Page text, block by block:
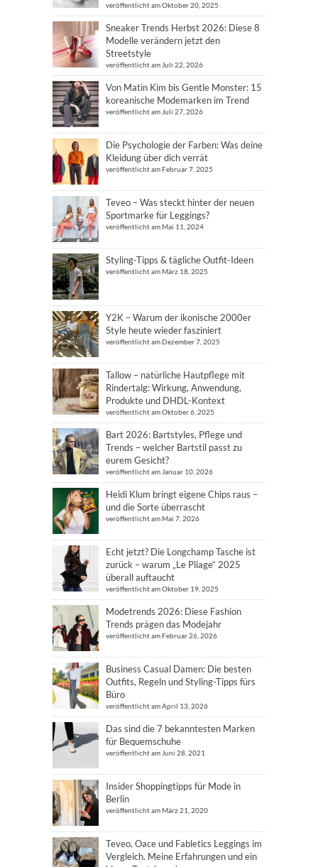
veröffentlicht am Oktober 20, 2025
Sneaker Trends Herbst 2026: Diese 8
Modelle verändern jetzt den
Streetstyle
veröffentlicht am Juli 22, 2026
Von Matin Kim bis Gentle Monster: 15
koreanische Modemarken im Trend
veröffentlicht am Juli 27, 2026
Die Psychologie der Farben: Was deine
Kleidung über dich verrät
veröffentlicht am Februar 7, 2025
Teveo – Was steckt hinter der neuen
Sportmarke für Leggings?
veröffentlicht am Mai 11, 2024
Styling-Tipps & tägliche Outfit-Ideen
veröffentlicht am März 18, 2025
Y2K – Warum der ikonische 2000er
Style heute wieder fasziniert
veröffentlicht am Dezember 7, 2025
Tallow – natürliche Hautpflege mit
Rindertalg: Wirkung, Anwendung,
Produkte und DHDL-Kontext
veröffentlicht am Oktober 6, 2025
Bart 2026: Bartstyles, Pflege und
Trends – welcher Bartstil passt zu
eurem Gesicht?
veröffentlicht am Januar 10, 2026
Heidi Klum bringt eigene Chips raus –
und die Sorte überrascht
veröffentlicht am Mai 7, 2026
Echt jetzt? Die Longchamp Tasche ist
zurück – warum „Le Pliage“ 2025
überall auftaucht
veröffentlicht am Oktober 19, 2025
Modetrends 2026: Diese Fashion
Trends prägen das Modejahr
veröffentlicht am Februar 26, 2026
Business Casual Damen: Die besten
Outfits, Regeln und Styling-Tipps fürs
Büro
veröffentlicht am April 13, 2026
Das sind die 7 bekanntesten Marken
für Bequemschuhe
veröffentlicht am Juni 28, 2021
Insider Shoppingtipps für Mode in
Berlin
veröffentlicht am März 21, 2020
Teveo, Oace und Fabletics Leggings im
Vergleich. Meine Erfahrungen und ein